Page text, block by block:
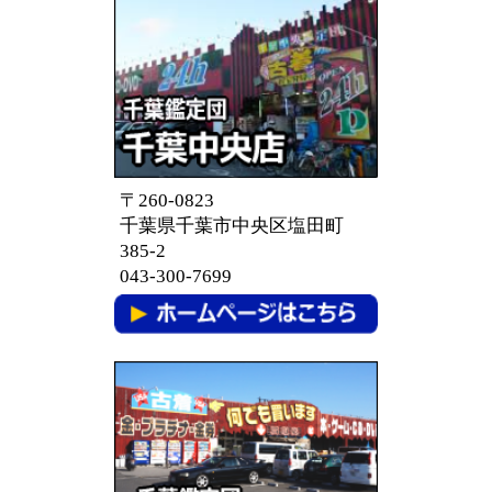
〒260-0823
千葉県千葉市中央区塩田町
385-2
043-300-7699